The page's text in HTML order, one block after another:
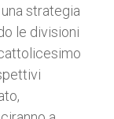
strategia
le divisioni